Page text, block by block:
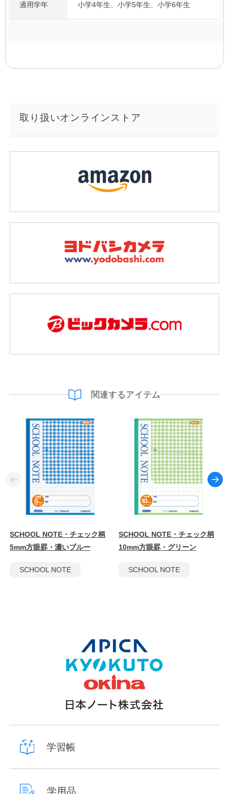
適用学年 小学4年生、小学5年生、小学6年生
取り扱いオンラインストア
関連するアイテム
SCHOOL NOTE・チェック柄
5mm方眼罫・濃いブルー
SCHOOL NOTE
SCHOOL NOTE・チェック柄
10mm方眼罫・グリーン
SCHOOL NOTE
学習帳
学用品